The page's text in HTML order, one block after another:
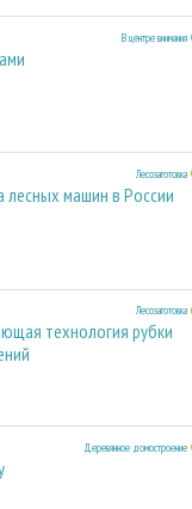
В центре внимания
Лесозаготовка
лесных машин в России
Лесозаготовка
технология рубки
Деревянное домостроение